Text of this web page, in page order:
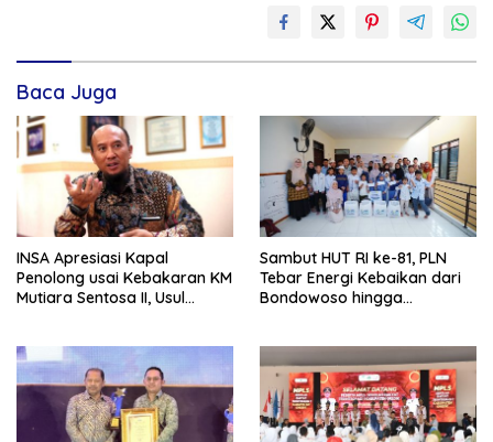
Baca Juga
INSA Apresiasi Kapal
Penolong usai Kebakaran KM
Mutiara Sentosa II, Usul
Sambut HUT RI ke-81, PLN
Tebar Energi Kebaikan dari
Bondowoso hingga